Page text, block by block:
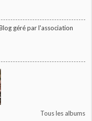
géré par l'association
Tous les albums